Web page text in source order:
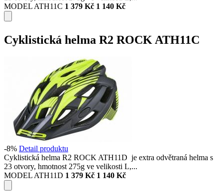
MODEL ATH11C 1 379 Kč 1 140 Kč
Cyklistická helma R2 ROCK ATH11C
-8% Detail produktu
Cyklistická helma R2 ROCK ATH11D je extra odvětraná helma s
23 otvory, hmotnost 275g ve velikosti L,...
MODEL ATH11D 1 379 Kč 1 140 Kč